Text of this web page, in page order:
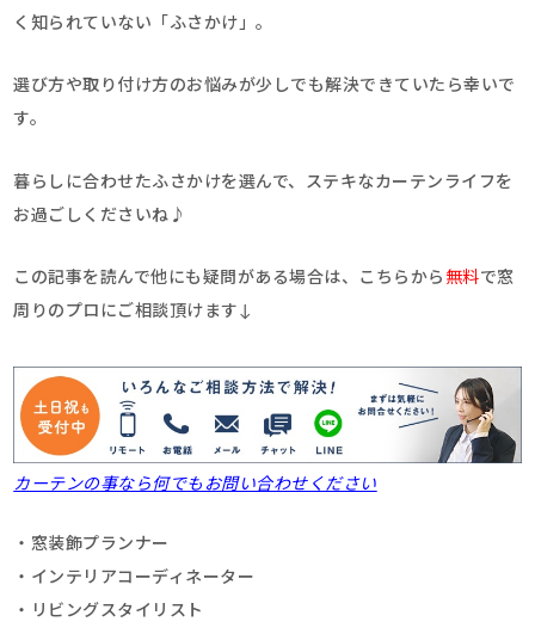
く知られていない「ふさかけ」。
選び方や取り付け方のお悩みが少しでも解決できていたら幸いで
す。
暮らしに合わせたふさかけを選んで、ステキなカーテンライフを
お過ごしくださいね♪
この記事を読んで他にも疑問がある場合は、こちらから 無料で窓
周りのプロにご相談頂けます↓
カーテンの事なら何でもお問い合わせください
・窓装飾プランナー
・インテリアコーディネーター
・リビングスタイリスト